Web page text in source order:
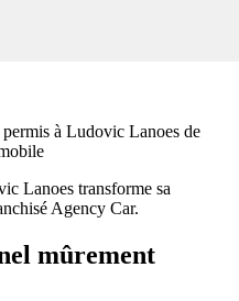
Lanoes transforme sa
Agency Car.
mûrement